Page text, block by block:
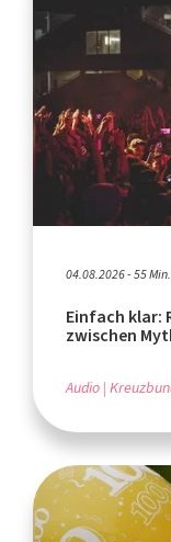
04.08.2026 - 55 Min.
Einfach klar:
zwischen
Audio